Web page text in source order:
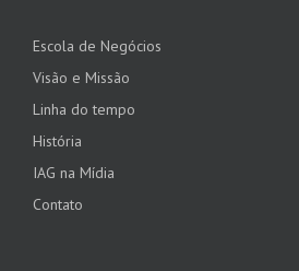
Escola de Negócios
Visão e Missão
Linha do tempo
História
IAG na Mídia
Contato